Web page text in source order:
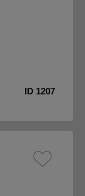
ID 1207